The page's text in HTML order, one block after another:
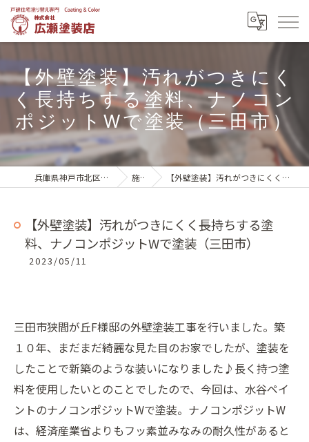
【外壁塗装】汚れがつきにく
く長持ちする塗料、ナノコン
ポジットWで塗装（三田市）
兵庫県神戸市北区の外壁塗装は株式会社広瀬塗装店 施工実績 【外壁塗装】汚れがつきにくく長持ちする塗料、ナノコンポジットWで塗装（三田市）
【外壁塗装】汚れがつきにくく長持ちする塗
料、ナノコンポジットWで塗装（三田市）
2023/05/11
三田市狭間が丘F様邸の外壁塗装工事を行いました。築
１０年、まだまだ綺麗な見た目のお家でしたが、塗装を
したことで新築のような装いになりました♪長く持つ塗
料を使用したいとのことでしたので、今回は、水谷ペイ
ントのナノコンポジットWで塗装。ナノコンポジットW
は、経済産業省よりもフッ素並みなみの耐久性があると